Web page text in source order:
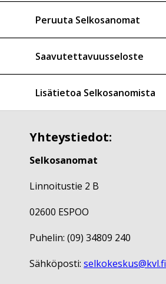
Peruuta Selkosanomat
Saavutettavuusseloste
Lisätietoa Selkosanomista
Yhteystiedot:
Selkosanomat
Linnoitustie 2 B
02600 ESPOO
Puhelin: (09) 34809 240
Sähköposti: selkokeskus@kvl.fi